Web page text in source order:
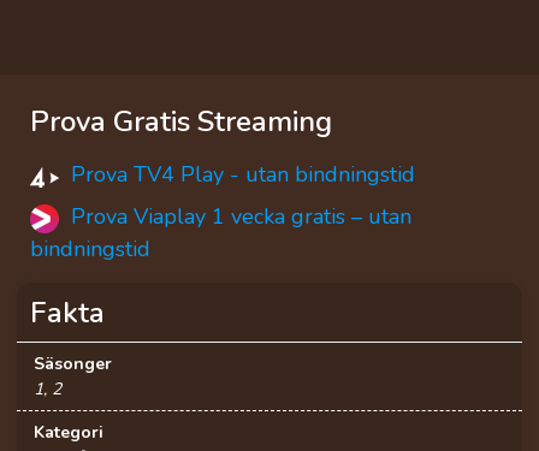
Prova Gratis Streaming
Prova TV4 Play - utan bindningstid
Prova Viaplay 1 vecka gratis – utan
bindningstid
Fakta
Säsonger
1, 2
Kategori